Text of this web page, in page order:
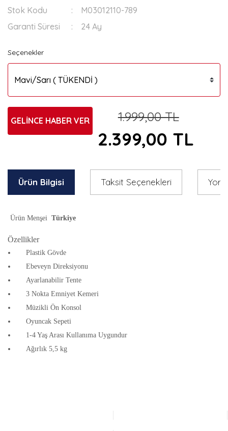
Stok Kodu
M03012110-789
Garanti Süresi
24 Ay
Seçenekler
1.999,00 TL
2.399,00 TL
GELİNCE HABER VER
Ürün Bilgisi Taksit Seçenekleri
Ürün Menşei Türkiye
​Özellikler
Plastik Gövde
Ebeveyn Direksiyonu
Ayarlanabilir Tente
3 Nokta Emniyet Kemeri
Müzikli Ön Konsol
Oyuncak Sepeti
1-4 Yaş Arası Kullanıma Uygundur
Ağırlık 5,5 kg